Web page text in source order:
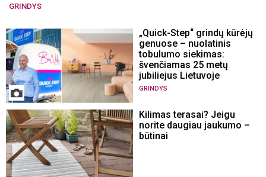
GRINDYS
„Quick-Step“ grindų kūrėjų
genuose – nuolatinis
tobulumo siekimas:
švenčiamas 25 metų
jubiliejus Lietuvoje
GRINDYS
Kilimas terasai? Jeigu
norite daugiau jaukumo –
būtinai